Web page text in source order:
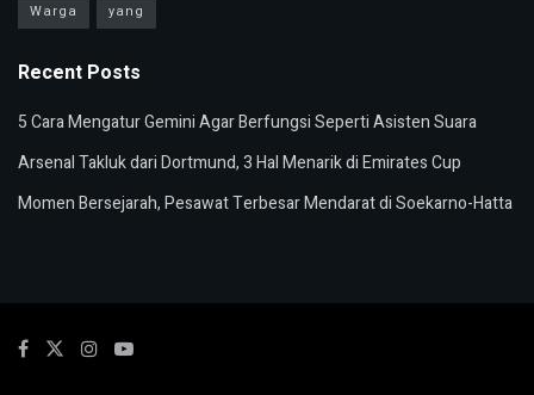
Warga
yang
Recent Posts
5 Cara Mengatur Gemini Agar Berfungsi Seperti Asisten Suara
Arsenal Takluk dari Dortmund, 3 Hal Menarik di Emirates Cup
Momen Bersejarah, Pesawat Terbesar Mendarat di Soekarno-Hatta